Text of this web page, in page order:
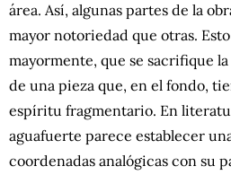
área. Así, algunas partes de la
mayor notoriedad que otras.
mayormente, que se sacrifique
de una pieza que, en el fondo,
espíritu fragmentario. En
aguafuerte parece establecer
coordenadas analógicas con su